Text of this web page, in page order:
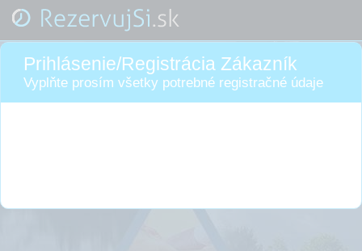
Prihlásenie/Registrácia Zákazník
Vyplňte prosím všetky potrebné registračné údaje